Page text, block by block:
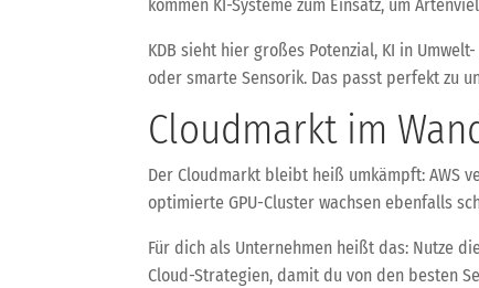
kommen KI-Systeme zum Einsatz, um
KDB sieht hier großes Potenzial, KI in
oder smarte Sensorik. Das passt perfekt zu
Cloudmarkt im
Der Cloudmarkt bleibt heiß umkämpft: AWS
optimierte GPU-Cluster wachsen ebenfalls
Für dich als Unternehmen heißt das: Nutze
Cloud-Strategien, damit du von den besten